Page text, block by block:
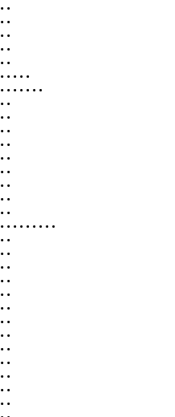
• •
• •
• •
• •
• •
• • • • •
• • • • • • •
• •
• •
• •
• •
• •
• •
• •
• •
• •
• • • • • • • • •
• •
• •
• •
• •
• •
• •
• •
• •
• •
• •
• •
• •
• •